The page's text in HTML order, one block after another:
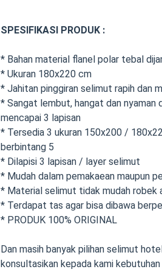
SPESIFIKASI PRODUK :
* Bahan material flanel polar tebal
* Ukuran 180x220 cm
* Jahitan pinggiran selimut rapih dan
* Sangat lembut, hangat dan nyaman
mencapai 3 lapisan
* Tersedia 3 ukuran 150x200 /
berbintang 5
* Dilapisi 3 lapisan / layer selimut
* Mudah dalam pemakaean maupun
* Material selimut tidak mudah robek
* Terdapat tas agar bisa dibawa
* PRODUK 100% ORIGINAL
Dan masih banyak pilihan selimut
konsultasikan kepada kami